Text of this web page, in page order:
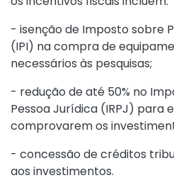
- isenção de Imposto sobre
(IPI) na compra de
necessários às pesquisas;
- redução de até 50% no
Pessoa Jurídica (IRPJ) para
comprovarem os
- concessão de créditos
aos investimentos.